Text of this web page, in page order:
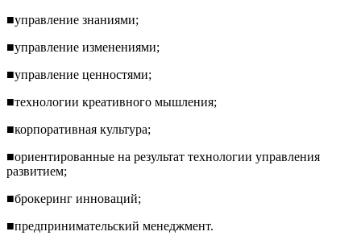
■управление знаниями;
■управление изменениями;
■управление ценностями;
■технологии креативного мышления;
■корпоративная культура;
■ориентированные на результат технологии управления
развитием;
■брокеринг инноваций;
■предпринимательский менеджмент.